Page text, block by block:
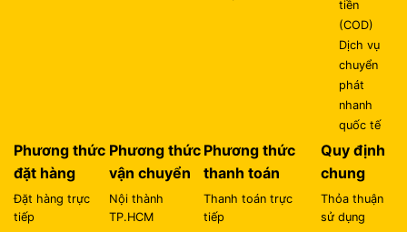
tiền
(COD)
Dịch vụ
chuyển
phát
nhanh
quốc tế
Phương thức
đặt hàng
Đặt hàng trực
tiếp
Phương thức
vận chuyển
Nội thành
TP.HCM
Phương thức
thanh toán
Thanh toán trực
tiếp
Quy định
chung
Thỏa thuận
sử dụng